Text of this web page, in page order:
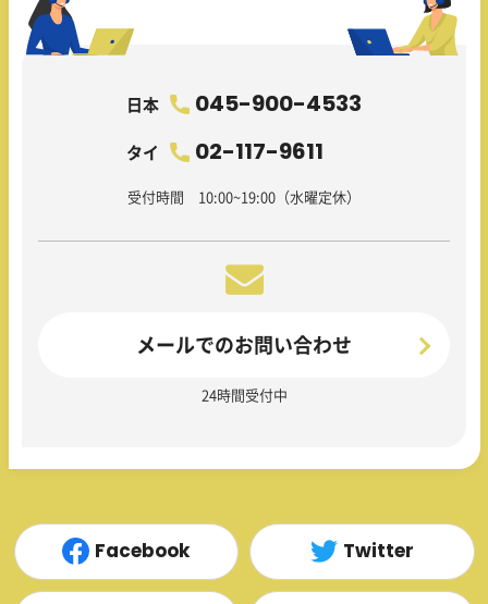
日本 045-900-4533
タイ 02-117-9611
受付時間 10:00~19:00（水曜定休）
メールでのお問い合わせ
24時間受付中
Facebook Twitter